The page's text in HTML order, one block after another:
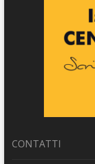
CONTATTI